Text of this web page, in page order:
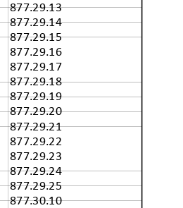
877.29.13
877.29.14
877.29.15
877.29.16
877.29.17
877.29.18
877.29.19
877.29.20
877.29.21
877.29.22
877.29.23
877.29.24
877.29.25
877.30.10